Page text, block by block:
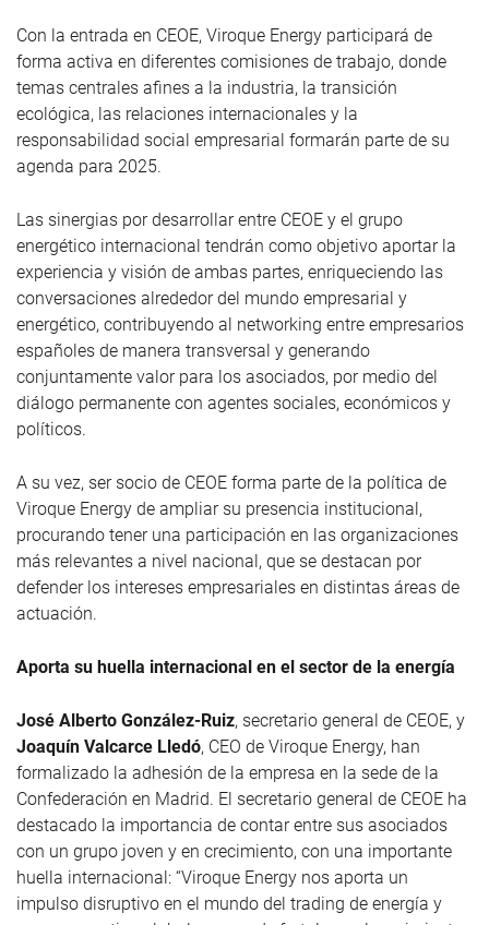
Con la entrada en CEOE, Viroque Energy participará de
forma activa en diferentes comisiones de trabajo, donde
temas centrales afines a la industria, la transición
ecológica, las relaciones internacionales y la
responsabilidad social empresarial formarán parte de su
agenda para 2025.
Las sinergias por desarrollar entre CEOE y el grupo
energético internacional tendrán como objetivo aportar la
experiencia y visión de ambas partes, enriqueciendo las
conversaciones alrededor del mundo empresarial y
energético, contribuyendo al networking entre empresarios
españoles de manera transversal y generando
conjuntamente valor para los asociados, por medio del
diálogo permanente con agentes sociales, económicos y
políticos.
A su vez, ser socio de CEOE forma parte de la política de
Viroque Energy de ampliar su presencia institucional,
procurando tener una participación en las organizaciones
más relevantes a nivel nacional, que se destacan por
defender los intereses empresariales en distintas áreas de
actuación.
Aporta su huella internacional en el sector de la energía
José Alberto González-Ruiz, secretario general de CEOE, y
Joaquín Valcarce Lledó, CEO de Viroque Energy, han
formalizado la adhesión de la empresa en la sede de la
Confederación en Madrid. El secretario general de CEOE ha
destacado la importancia de contar entre sus asociados
con un grupo joven y en crecimiento, con una importante
huella internacional: “Viroque Energy nos aporta un
impulso disruptivo en el mundo del trading de energía y